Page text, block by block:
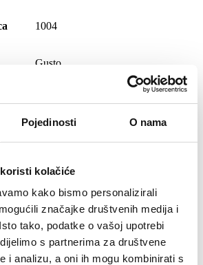
Pojedinosti O nama
kolačiće
kako bismo personalizirali
značajke društvenih medija i
tako, podatke o vašoj upotrebi
s partnerima za društvene
i analizu, a oni ih mogu kombinirati s
1004
Gusto
93/7
2
snap tree